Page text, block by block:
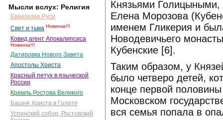
Мысли вслух: Религия
Евангелие Руси
Свет и тьма Новинка!!!
Ковид агент Апокалипсиса
Новинка!!!
Датировка Нового Завета
Апостолы Христа
Красный петух в языческой
России
Кремль Ростова Великого
Башня Христа в Галате
Успенский собор, Ростовский
Князьями Голицыными,
Елена Морозова
именем Гликерия и
Новодевичьего
Кубенские [6].
Таким образом, у
было четверо детей,
конце первой
Московском
вся семья попала в